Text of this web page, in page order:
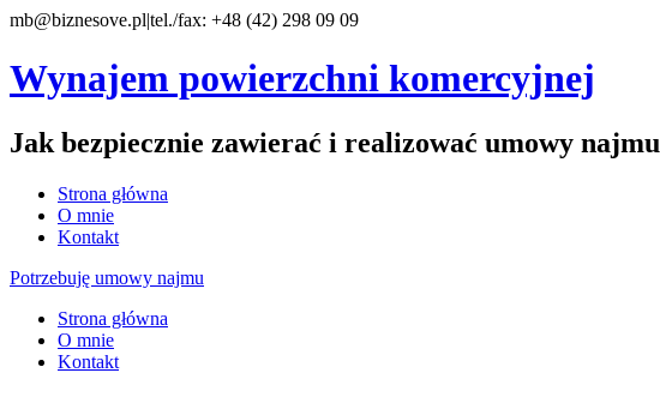
mb@biznesove.pl|tel./fax: +48 (42) 298 09 09
Wynajem powierzchni komercyjnej
Jak bezpiecznie zawierać i realizować umowy najmu
Strona główna
O mnie
Kontakt
Potrzebuję umowy najmu
Strona główna
O mnie
Kontakt